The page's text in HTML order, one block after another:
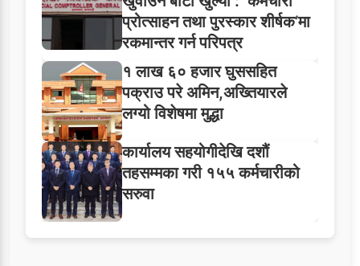
प्रोत्साहन तथा पुरस्कार शीर्षक’मा
रकमान्तर गर्न परिपत्र
१ लाख ६० हजार घुससहित
पक्राउ परे अमिन,अख्तियारले
लग्यो विशेषमा मुद्धा
कार्यालय सहयोगीदेखि दशौं
तहसम्मका गरी १५५ कर्मचारीको
सरुवा